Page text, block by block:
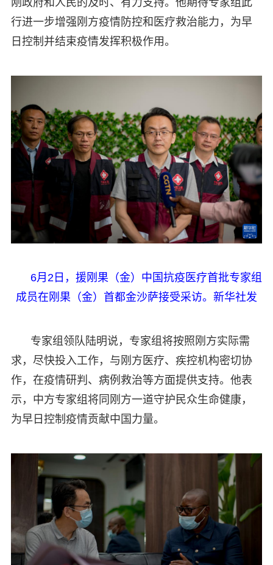
行进一步增强刚方疫情防控和医疗救治能力，为早
日控制并结束疫情发挥积极作用。
6月2日，援刚果（金）中国抗疫医疗首批专家组
成员在刚果（金）首都金沙萨接受采访。新华社发
专家组领队陆明说，专家组将按照刚方实际需
求，尽快投入工作，与刚方医疗、疾控机构密切协
作，在疫情研判、病例救治等方面提供支持。他表
示，中方专家组将同刚方一道守护民众生命健康，
为早日控制疫情贡献中国力量。